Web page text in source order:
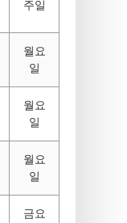
주일
월요
일
월요
일
월요
일
금요